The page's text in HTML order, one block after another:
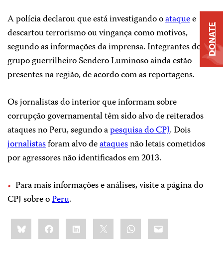
A polícia declarou que está investigando oataquee
descartou terrorismo ou vingança como motivos,
segundo as informações da imprensa. Integrantes do
grupo guerrilheiro Sendero Luminoso ainda estão
presentes na região, de acordo com as reportagens.
Os jornalistas do interior que informam sobre
corrupção governamental têm sido alvo de reiterados
ataques no Peru, segundo apesquisa do CPJ. Dois
jornalistasforam alvo deataquesnão letais cometidos
por agressores não identificados em 2013.
Para mais informações e análises, visite a página do
CPJ sobre oPeru.
Share
this:BlueskyFacebookLinkedIn WhatsApp
Email
DONATE